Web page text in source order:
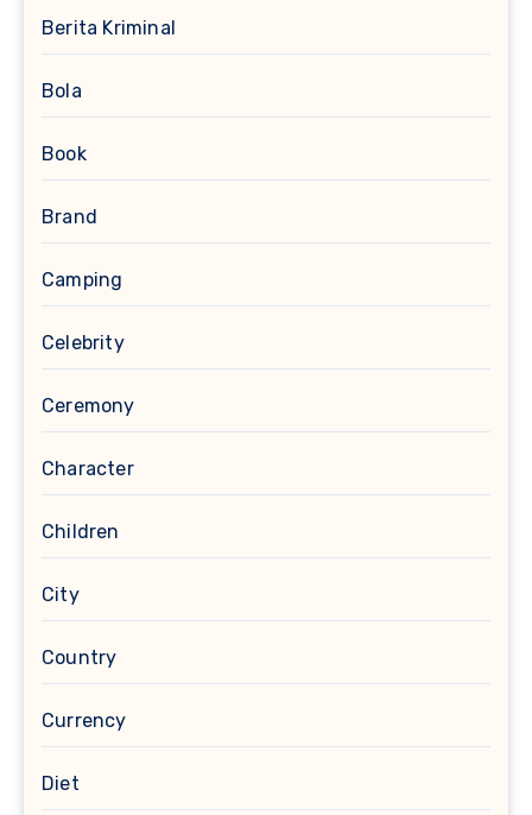
Berita Kriminal
Bola
Book
Brand
Camping
Celebrity
Ceremony
Character
Children
City
Country
Currency
Diet